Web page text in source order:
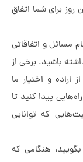
شما اتفاق
و اتفاقاتی
برخی از
و اختیار ما
کنید تا
توانایی
هنگامی که